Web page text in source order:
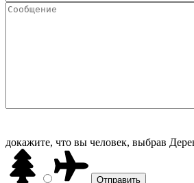
докажите, что вы человек, выбрав